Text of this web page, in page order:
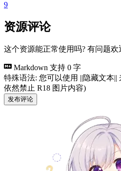
9
资源评论
这个资源能正常使用吗? 有问题
Markdown 支持 0 字
特殊语法: 您可以使用 ||隐藏文本
依然禁止 R18 图片内容)
发布评论